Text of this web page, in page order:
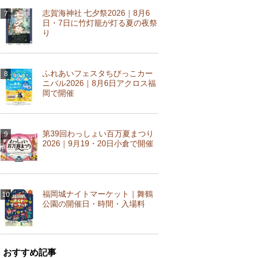
志賀海神社 七夕祭2026｜8月6
日・7日に竹灯籠が灯る夏の夜祭
り
ふれあいフェスタちびっこカー
ニバル2026｜8月6日アクロス福
岡で開催
第39回わっしょい百万夏まつり
2026｜9月19・20日小倉で開催
福岡城ナイトマーケット｜舞鶴
公園の開催日・時間・入場料
おすすめ記事